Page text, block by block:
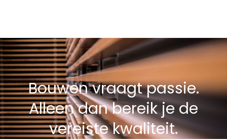
Bouwen vraagt passie.
Alleen dan bereik je de
vereiste kwaliteit.